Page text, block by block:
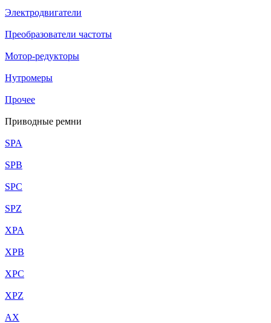
Электродвигатели
Преобразователи частоты
Мотор-редукторы
Нутромеры
Прочее
Приводные ремни
SPA
SPB
SPC
SPZ
XPA
XPB
XPC
XPZ
AX